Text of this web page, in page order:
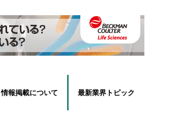
情報掲載について 最新業界トピック